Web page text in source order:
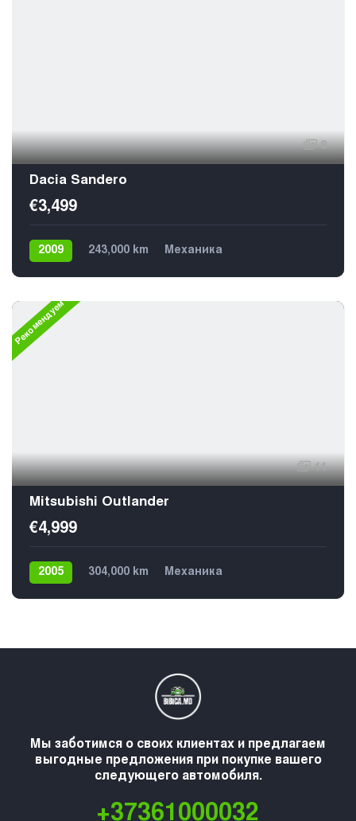
8
Dacia Sandero
€3,499
2009 243,000 km
Механика
Рекомендуем
11
Mitsubishi Outlander
€4,999
2005 304,000 km
Механика
Мы заботимся о своих клиентах и предлагаем
выгодные предложения при покупке вашего
следующего автомобиля.
+37361000032